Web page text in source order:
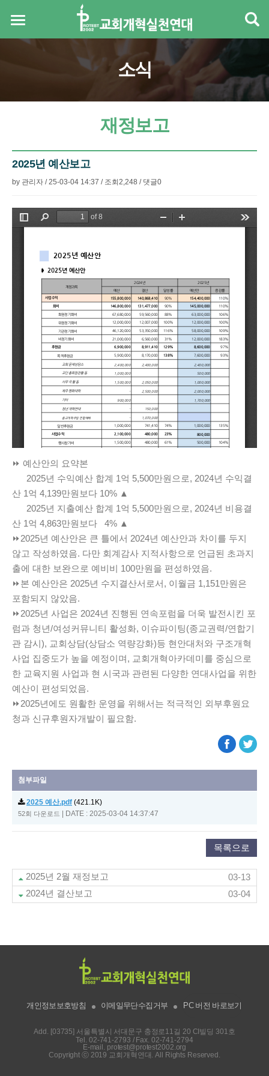
소식
재정보고
2025년 예산보고
by 관리자 /25-03-04 14:37 / 조회 2,248 / 댓글0
본문
⏩ 예산안의 요약본
2025년 수익예산 합계 1억 5,500만원으로, 2024년 수익결
산 1억 4,139만원보다 10% ▲
2025년 지출예산 합계 1억 5,500만원으로, 2024년 비용결
산 1억 4,863만원보다 4% ▲
⏩2025년 예산안은 큰 틀에서 2024년 예산안과 차이를 두지
않고 작성하였음. 다만 회계감사 지적사항으로 언급된 초과지
출에 대한 보완으로 예비비 100만원을 편성하였음.
⏩본 예산안은 2025년 수지결산서로서, 이월금 1,151만원은
포함되지 않았음.
⏩2025년 사업은 2024년 진행된 연속포럼을 더욱 발전시킨 포
럼과 청년/여성커뮤니티 활성화, 이슈파이팅(종교권력/연합기
관 감시), 교회상담(상담소 역량강화)등 현안대처와 구조개혁
사업 집중도가 높을 예정이며, 교회개혁아카데미를 중심으로
한 교육지원 사업과 현 시국과 관련된 다양한 연대사업을 위한
예산이 편성되었음.
⏩2025년에도 원활한 운영을 위해서는 적극적인 외부후원요
청과 신규후원자개발이 필요함.
첨부파일
2025 예산.pdf (421.1K)
52회 다운로드 DATE : 2025-03-04 14:37:47
목록으로
2025년 2월 재정보고
03-13
2024년 결산보고
03-04
개인정보보호방침 이메일무단수집거부 PC 버전 바로보기
Add. [03735] 서울특별시 서대문구 충정로11길 20 CI빌딩 301호
Tel. 02-741-2793 / Fax. 02-741-2794
E-mail. protest@protest2002.org
Copyright ⓒ 2019 교회개혁연대. All Rights Reserved.